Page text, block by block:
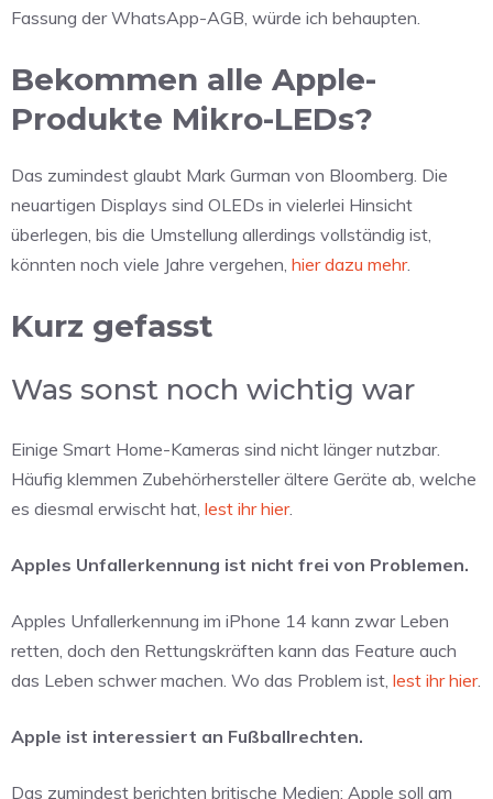
Fassung der WhatsApp-AGB, würde ich behaupten.
Bekommen alle Apple-
Produkte Mikro-LEDs?
Das zumindest glaubt Mark Gurman von Bloomberg. Die
neuartigen Displays sind OLEDs in vielerlei Hinsicht
überlegen, bis die Umstellung allerdings vollständig ist,
könnten noch viele Jahre vergehen, hier dazu mehr.
Kurz gefasst
Was sonst noch wichtig war
Einige Smart Home-Kameras sind nicht länger nutzbar.
Häufig klemmen Zubehörhersteller ältere Geräte ab, welche
es diesmal erwischt hat, lest ihr hier.
Apples Unfallerkennung ist nicht frei von Problemen.
Apples Unfallerkennung im iPhone 14 kann zwar Leben
retten, doch den Rettungskräften kann das Feature auch
das Leben schwer machen. Wo das Problem ist, lest ihr hier.
Apple ist interessiert an Fußballrechten.
Das zumindest berichten britische Medien: Apple soll am